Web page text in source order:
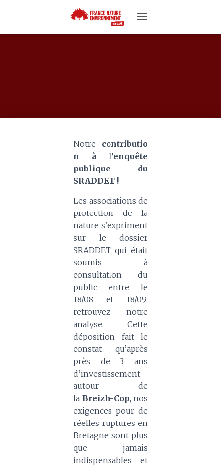
O
G
I
O
N
Notre
contributio
n à l’enquête
publique du
SRADDET !
Les associations de
protection de la
nature s’expriment
sur le dossier
SRADDET qui était
soumis à
consultation du
public entre le
18/08 et 18/09.
retrouvez notre
analyse. Cette
déposition fait le
constat qu’après
près de 3 ans
d’investissement
autour de
la Breizh-Cop, nos
exigences pour de
réelles ruptures en
Bretagne sont plus
que jamais
indispensables et